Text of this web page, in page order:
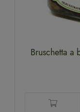
Bruschetta